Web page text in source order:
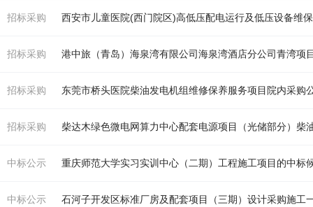
招标采购 西安市儿童医院(西门院区)高低压配电运行及低压设备维
招标采购 港中旅（青岛）海泉湾有限公司海泉湾酒店分公司青湾项
招标采购 东莞市桥头医院柴油发电机组维修保养服务项目院内采购
招标采购 柴达木绿色微电网算力中心配套电源项目（光储部分） 柴
中标公示 重庆师范大学实习实训中心（二期）工程施工项目的中标
中标公示 石河子开发区标准厂房及配套项目（三期）设计采购施工